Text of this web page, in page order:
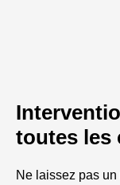
toutes les
Ne laissez pas